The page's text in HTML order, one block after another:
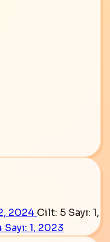
2024 Cilt: 5 Sayı: 1,
1, 2023